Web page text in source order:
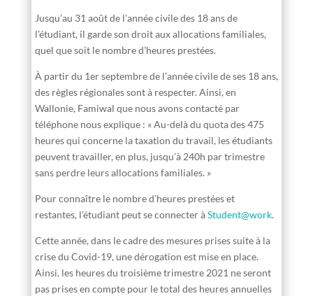
Jusqu’au 31 août de l’année civile des 18 ans de
l’étudiant, il garde son droit aux allocations familiales,
quel que soit le nombre d’heures prestées.
À partir du 1er septembre de l’année civile de ses 18 ans,
des règles régionales sont à respecter. Ainsi, en
Wallonie, Famiwal que nous avons contacté par
téléphone nous explique : « Au-delà du quota des 475
heures qui concerne la taxation du travail, les étudiants
peuvent travailler, en plus, jusqu’à 240h par trimestre
sans perdre leurs allocations familiales. »
Pour connaître le nombre d’heures prestées et
restantes, l’étudiant peut se connecter àStudent@work.
Cette année, dans le cadre des mesures prises suite à la
crise du Covid-19, une dérogation est mise en place.
Ainsi, les heures du troisième trimestre 2021 ne seront
pas prises en compte pour le total des heures annuelles